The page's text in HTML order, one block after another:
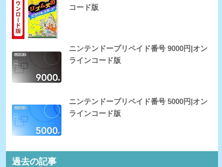
コード版
ニンテンドープリペイド番号 9000円|オン
ラインコード版
ニンテンドープリペイド番号 5000円|オン
ラインコード版
過去の記事